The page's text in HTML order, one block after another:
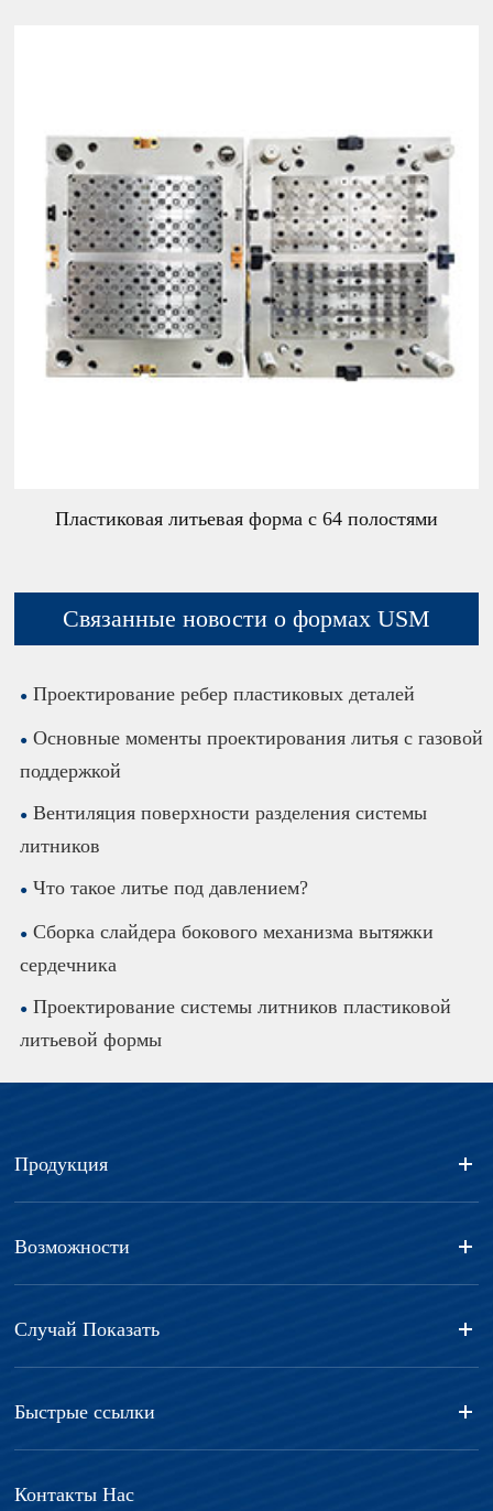
Пластиковая литьевая форма с 64 полостями
Связанные новости о формах USM
Проектирование ребер пластиковых деталей
Основные моменты проектирования литья с газовой
поддержкой
Вентиляция поверхности разделения системы
литников
Что такое литье под давлением?
Сборка слайдера бокового механизма вытяжки
сердечника
Проектирование системы литников пластиковой
литьевой формы
Продукция
Возможности
Случай Показать
Быстрые ссылки
Контакты Нас